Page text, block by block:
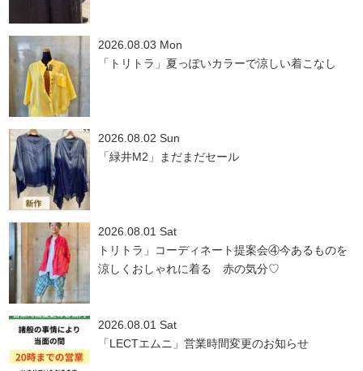
2026.08.03 Mon
「トリトラ」夏っぽいカラーで涼しい着こなし
2026.08.02 Sun
「緑井M2」まだまだセール
2026.08.01 Sat
トリトラ」コーディネート提案会④今あるものを
涼しくおしゃれに着る 赤の気分♡
2026.08.01 Sat
「LECTエムニ」営業時間変更のお知らせ